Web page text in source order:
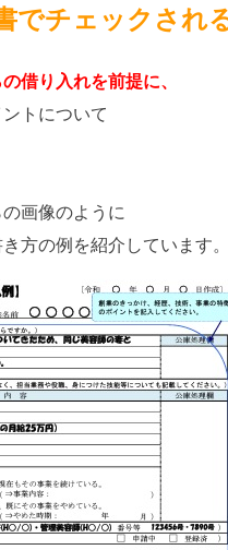
でチェックされ
借り入れを前提に、
トについて
画像のように
方の例を紹介しています。